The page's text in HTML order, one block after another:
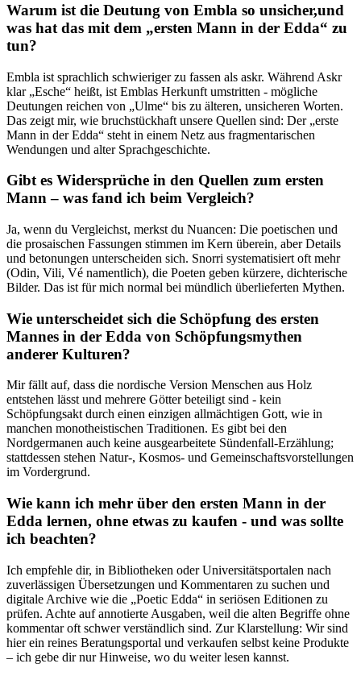
Warum ist die ​Deutung von‌ Embla so unsicher,und
was hat das mit dem⁣ „ersten ‌Mann in ⁤der Edda“ zu‍
tun?
Embla ist sprachlich‍ schwieriger zu⁣ fassen als askr. Während ⁢Askr
klar „Esche“ heißt,⁢ ist Emblas Herkunft umstritten ⁢- mögliche
⁤Deutungen reichen von „Ulme“ bis zu ⁤älteren, unsicheren Worten.
Das⁤ zeigt mir, ‍wie ⁤bruchstückhaft unsere Quellen sind:​ Der „erste
Mann in der ⁢Edda“ ⁣steht in‍ einem ‍Netz aus fragmentarischen
Wendungen und alter Sprachgeschichte.
Gibt es Widersprüche in den ‍Quellen ⁢zum ersten
Mann – was ⁤fand​ ich beim Vergleich?
Ja, wenn ⁤du Vergleichst, merkst‍ du ​Nuancen: Die poetischen ​und
die prosaischen ‌Fassungen⁤ stimmen im Kern überein, ​aber Details
‍und betonungen unterscheiden ⁣sich. Snorri systematisiert oft‍ mehr⁣
(Odin, ⁢Vili, Vé ⁣namentlich), die Poeten geben kürzere,‌ dichterische
Bilder. ⁣Das ist für mich normal ‍bei‍ mündlich überlieferten Mythen.
Wie ‌unterscheidet sich die‌ Schöpfung des ersten
Mannes in der Edda von Schöpfungsmythen
anderer ⁤Kulturen?
Mir ⁣fällt auf, dass die nordische Version Menschen aus Holz
entstehen lässt und mehrere⁣ Götter‍ beteiligt sind ​- kein
Schöpfungsakt durch einen einzigen allmächtigen ‌Gott, wie in
manchen monotheistischen Traditionen.​ Es ‌gibt bei den
⁢Nordgermanen auch‌ keine ⁤ausgearbeitete Sündenfall-Erzählung;
stattdessen stehen ⁤Natur-,‍ Kosmos- und Gemeinschaftsvorstellungen
im Vordergrund.
Wie kann ich mehr über den ⁢ersten Mann ​in der⁢
Edda lernen, ohne etwas zu ⁢kaufen -⁤ und was sollte
⁤ich ⁤beachten?
Ich empfehle dir, in Bibliotheken‌ oder​ Universitätsportalen nach‌
zuverlässigen Übersetzungen und Kommentaren zu suchen und
digitale ‍Archive wie die ⁤„Poetic Edda“⁣ in seriösen Editionen zu
prüfen. ⁢Achte⁢ auf annotierte Ausgaben, ‍weil die alten Begriffe ohne‌
kommentar oft schwer verständlich‌ sind. Zur Klarstellung: ⁣Wir sind
hier ein​ reines ⁤Beratungsportal und verkaufen selbst keine Produkte⁣
– ich gebe dir nur Hinweise, wo ​du weiter lesen kannst.